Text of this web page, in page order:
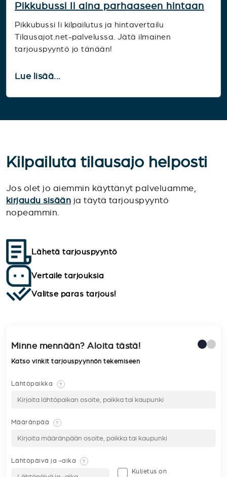
Pikkubussi Ii aina parhaaseen hintaan
Pikkubussi Ii kilpailutus ja hintavertailu
Tilausajot.net-palvelussa. Jätä ilmainen
tarjouspyyntö jo tänään!
Lue lisää...
Kilpailuta tilausajo helposti
Jos olet jo aiemmin käyttänyt palveluamme,
kirjaudu sisään ja täytä tarjouspyyntö
nopeammin.
Lähetä tarjouspyyntö
Vertaile tarjouksia
Valitse paras tarjous!
Minne mennään? Aloita tästä!
Katso vinkit tarjouspyynnön tekemiseen
Lähtöpaikka ?
Määränpää ?
Lähtöpäivä ja -aika ?
Kuljetus on